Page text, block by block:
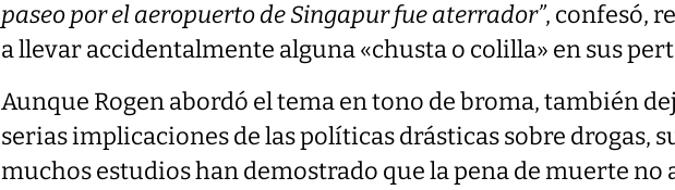
paseo por el aeropuerto de Singapur fue aterrador”, confesó,
a llevar accidentalmente alguna «chusta o colilla» en sus
Aunque Rogen abordó el tema en tono de broma, también
serias implicaciones de las políticas drásticas sobre drogas,
muchos estudios han demostrado que la pena de muerte no